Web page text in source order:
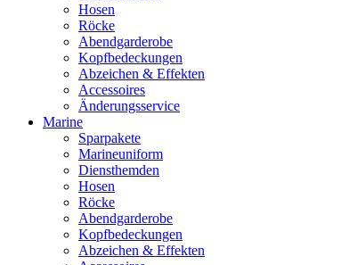
Hosen
Röcke
Abendgarderobe
Kopfbedeckungen
Abzeichen & Effekten
Accessoires
Änderungsservice
Marine
Sparpakete
Marineuniform
Diensthemden
Hosen
Röcke
Abendgarderobe
Kopfbedeckungen
Abzeichen & Effekten